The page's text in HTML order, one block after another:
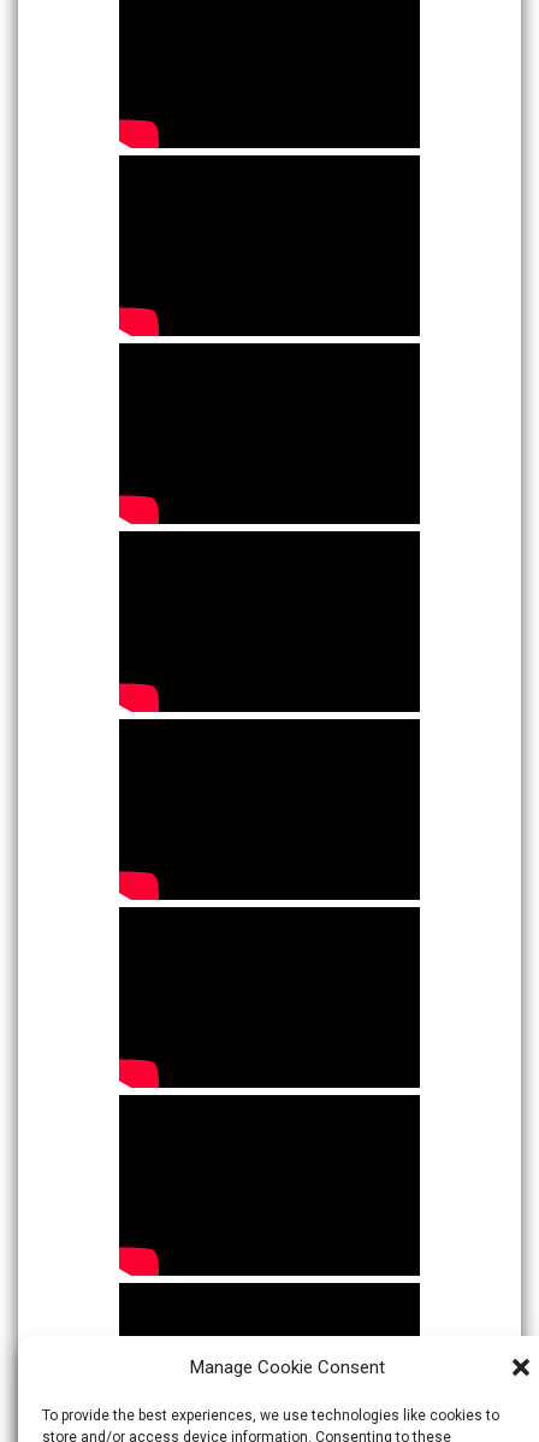
Manage Cookie Consent
To provide the best experiences, we use technologies like cookies to
store and/or access device information. Consenting to these